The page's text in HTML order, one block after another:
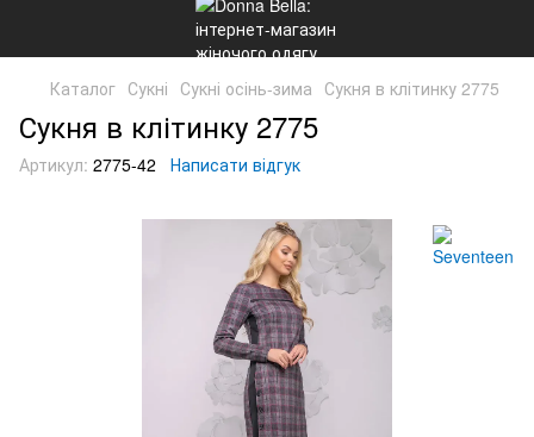
Каталог Сукні Сукні осінь-зима Сукня в клітинку 2775
Сукня в клітинку 2775
Артикул: 2775-42 Написати відгук